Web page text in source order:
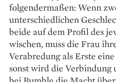
folgendermaßen: Wenn
unterschiedlichen
beide auf dem Profil des
wischen, muss die Frau
Verabredung als Erste
sonst wird die